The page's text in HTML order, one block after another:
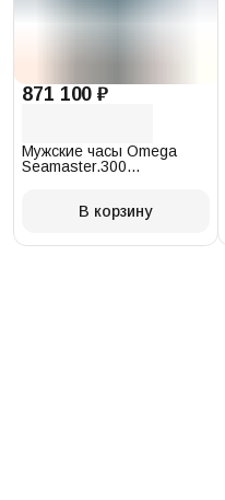
871 100 ₽
Мужские часы Omega
Seamaster.300
В корзину